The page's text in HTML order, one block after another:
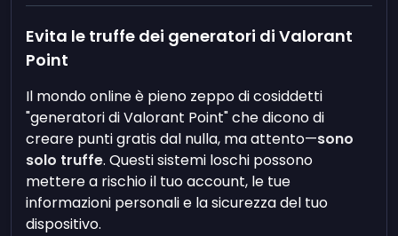
Evita le truffe dei generatori di Valorant
Point
Il mondo online è pieno zeppo di cosiddetti
"generatori di Valorant Point" che dicono di
creare punti gratis dal nulla, ma attento—sono
solo truffe. Questi sistemi loschi possono
mettere a rischio il tuo account, le tue
informazioni personali e la sicurezza del tuo
dispositivo.